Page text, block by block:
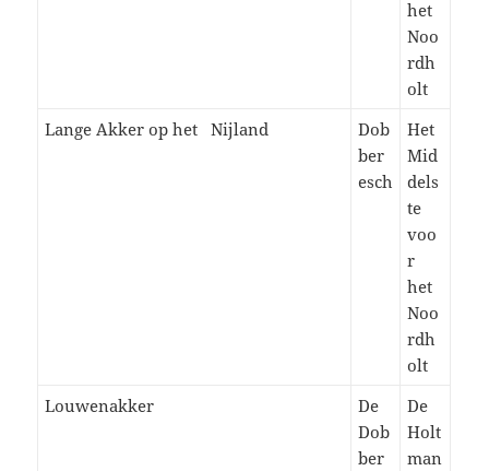
het
Noo
rdh
olt
Lange Akker op het Nijland
Dob
ber
esch
Het
Mid
dels
te
voo
r
het
Noo
rdh
olt
Louwenakker
De
Dob
ber
De
Holt
man